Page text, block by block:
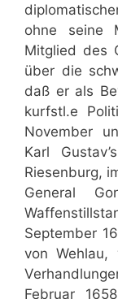
ohne seine
Mitglied des
über die
daß er als
kurfstl.e
November
Karl
Riesenburg,
General
September
von
Februar